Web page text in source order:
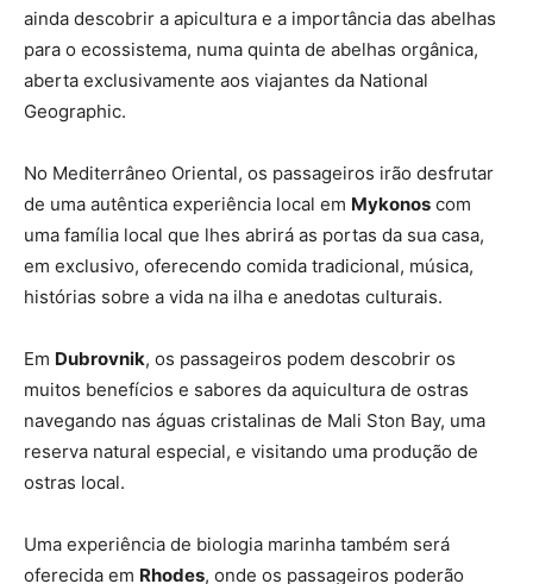
ainda descobrir a apicultura e a importância das abelhas
para o ecossistema, numa quinta de abelhas orgânica,
aberta exclusivamente aos viajantes da National
Geographic.
No Mediterrâneo Oriental, os passageiros irão desfrutar
de uma autêntica experiência local em Mykonos com
uma família local que lhes abrirá as portas da sua casa,
em exclusivo, oferecendo comida tradicional, música,
histórias sobre a vida na ilha e anedotas culturais.
Em Dubrovnik, os passageiros podem descobrir os
muitos benefícios e sabores da aquicultura de ostras
navegando nas águas cristalinas de Mali Ston Bay, uma
reserva natural especial, e visitando uma produção de
ostras local.
Uma experiência de biologia marinha também será
oferecida em Rhodes, onde os passageiros poderão